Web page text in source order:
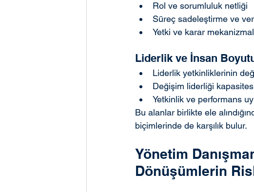
Rol ve sorumluluk netliği
Süreç sadeleştirme ve
Yetki ve karar
Liderlik ve İnsan
Liderlik yetkinliklerinin
Değişim liderliği
Yetkinlik ve performans
Bu alanlar birlikte ele
biçimlerinde de karşılık bulur.
Yönetim
Dönüşümlerin